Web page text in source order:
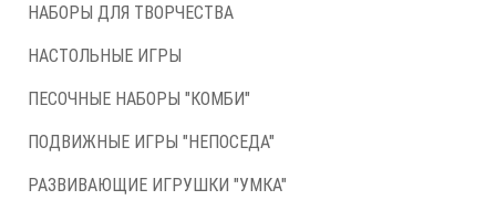
НАБОРЫ ДЛЯ ТВОРЧЕСТВА
НАСТОЛЬНЫЕ ИГРЫ
ПЕСОЧНЫЕ НАБОРЫ "КОМБИ"
ПОДВИЖНЫЕ ИГРЫ "НЕПОСЕДА"
РАЗВИВАЮЩИЕ ИГРУШКИ "УМКА"